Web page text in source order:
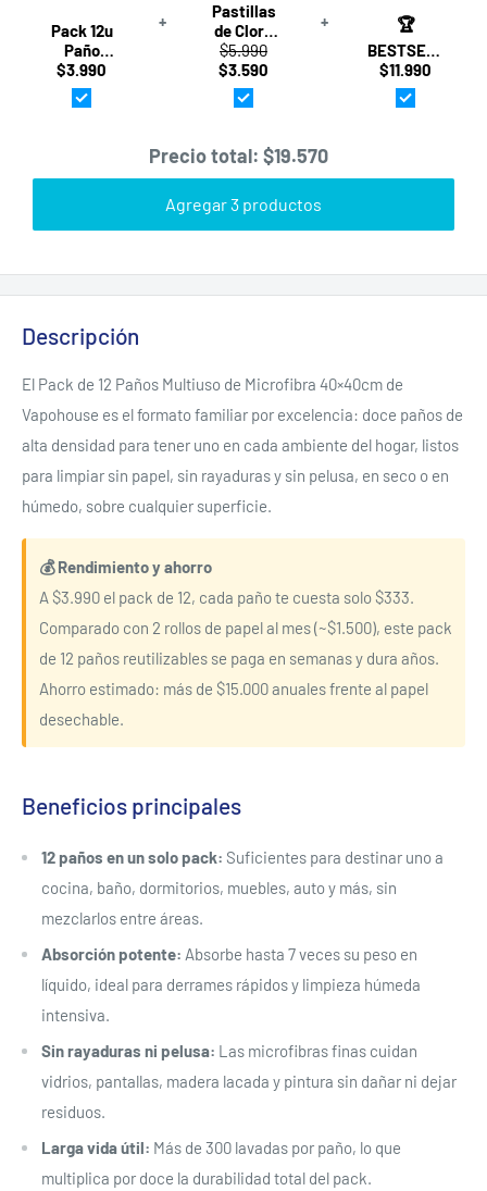
Pack 12u
Paño
Multiuso
De
Microfibra
$3.990
+
Pastillas
de Cloro
para
Inodoro
Blanca
20g · 50u
Vapohouse
$5.990
$3.590
+
🏆
BESTSELLER
·
Percarbonato
de Sodio
$11.990
Precio total: $19.570
Agregar 3 productos
Descripción
El Pack de 12 Paños Multiuso de Microfibra 40×40cm de
Vapohouse es el formato familiar por excelencia: doce paños de
alta densidad para tener uno en cada ambiente del hogar, listos
para limpiar sin papel, sin rayaduras y sin pelusa, en seco o en
húmedo, sobre cualquier superficie.
💰 Rendimiento y ahorro
A $3.990 el pack de 12, cada paño te cuesta solo $333.
Comparado con 2 rollos de papel al mes (~$1.500), este pack
de 12 paños reutilizables se paga en semanas y dura años.
Ahorro estimado: más de $15.000 anuales frente al papel
desechable.
Beneficios principales
12 paños en un solo pack: Suficientes para destinar uno a
cocina, baño, dormitorios, muebles, auto y más, sin
mezclarlos entre áreas.
Absorción potente: Absorbe hasta 7 veces su peso en
líquido, ideal para derrames rápidos y limpieza húmeda
intensiva.
Sin rayaduras ni pelusa: Las microfibras finas cuidan
vidrios, pantallas, madera lacada y pintura sin dañar ni dejar
residuos.
Larga vida útil: Más de 300 lavadas por paño, lo que
multiplica por doce la durabilidad total del pack.